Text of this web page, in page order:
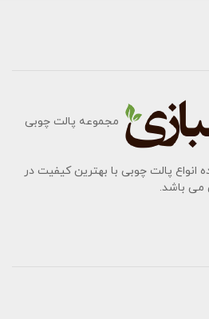
مجموعه پالت چوبی
انواع پالت چوبی با بهترین کیفیت در
می باشد.